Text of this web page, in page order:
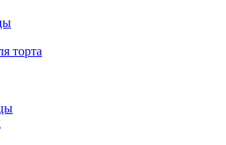
торта